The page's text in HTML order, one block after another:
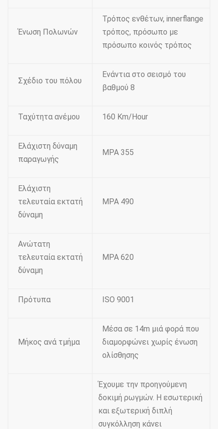
Ένωση Πολωνών
Τρόπος ενθέτων, innerflange
τρόπος, πρόσωπο με
πρόσωπο κοινός τρόπος
Σχέδιο του πόλου
Ενάντια στο σεισμό του
βαθμού 8
Ταχύτητα ανέμου 160 Km/Hour
Ελάχιστη δύναμη
παραγωγής
MPA 355
Ελάχιστη
τελευταία εκτατή
δύναμη
MPA 490
Ανώτατη
τελευταία εκτατή
δύναμη
MPA 620
Πρότυπα ISO 9001
Μήκος ανά τμήμα
Μέσα σε 14m μιά φορά που
διαμορφώνει χωρίς ένωση
ολίσθησης
Έχουμε την προηγούμενη
δοκιμή ρωγμών. Η εσωτερική
και εξωτερική διπλή
συγκόλληση κάνει